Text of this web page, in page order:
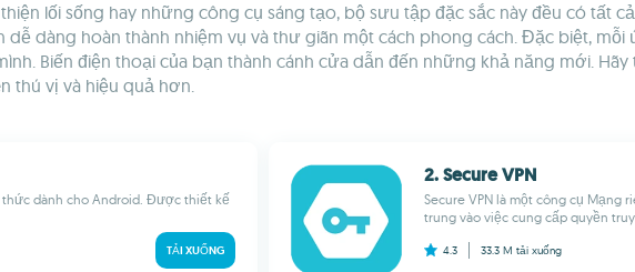
lối sống hay những công cụ sáng tạo, bộ sưu tập đặc sắc này đều có tất
dàng hoàn thành nhiệm vụ và thư giãn một cách phong cách. Đặc biệt,
Biến điện thoại của bạn thành cánh cửa dẫn đến những khả năng mới.
thú vị và hiệu quả hơn.
dành cho Android. Được thiết kế
TẢI XUỐNG
2. Secure VPN
Secure VPN là một công cụ Mạng
trung vào việc cung cấp quyền
4.3 33.3 M tải xuống